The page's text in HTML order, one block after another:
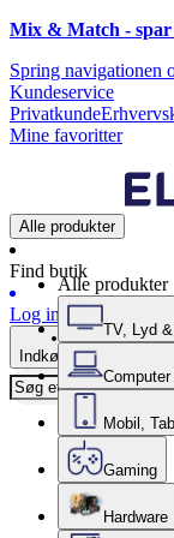
Mix & Match -
Spring navigationen
Kundeservice
Privatkunde
Mine favoritter
Alle produkter
Find butik
Log ind
Indkøbskurv
Alle produkter
TV, Lyd
Mobil,
Gaming
Hardware